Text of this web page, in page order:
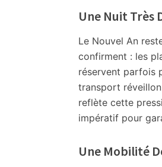
Original
et
Insolite
Toulouse
Une Nuit Très
Le Nouvel An
confirment : les
réservent parfois
transport
reflète cette
impératif pour
Une Mobilité